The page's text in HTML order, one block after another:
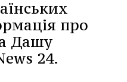
про
Дашу
24.